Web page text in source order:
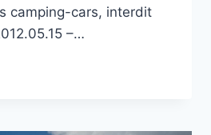
camping-cars, interdit
–…